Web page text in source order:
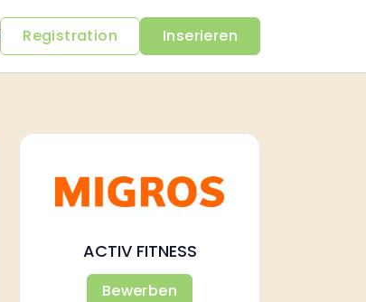
Registration Inserieren
ACTIV FITNESS
Bewerben